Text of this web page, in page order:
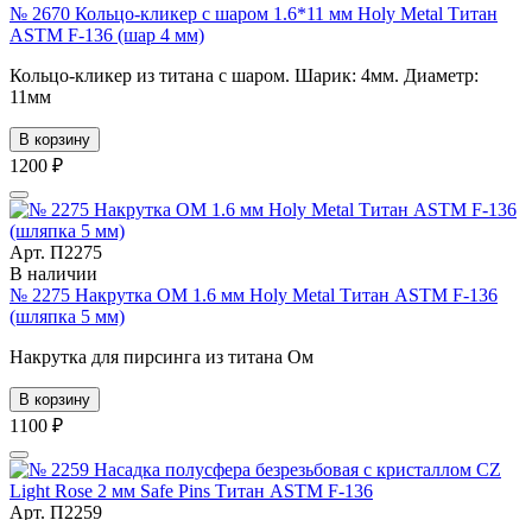
№ 2670 Кольцо-кликер с шаром 1.6*11 мм Holy Metal Титан
ASTM F-136 (шар 4 мм)
Кольцо-кликер из титана с шаром. Шарик: 4мм. Диаметр:
11мм
В корзину
1200 ₽
Арт. П2275
В наличии
№ 2275 Накрутка ОМ 1.6 мм Holy Metal Титан ASTM F-136
(шляпка 5 мм)
Накрутка для пирсинга из титана Ом
В корзину
1100 ₽
Арт. П2259